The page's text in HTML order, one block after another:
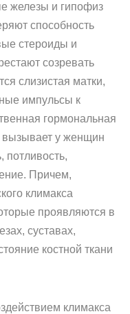
железы и гипофиз
способность
стероиды и
созревать
слизистая матки,
импульсы к
гормональная
вызывает у женщин
потливость,
Причем,
климакса
проявляются в
суставах,
костной ткани
климакса